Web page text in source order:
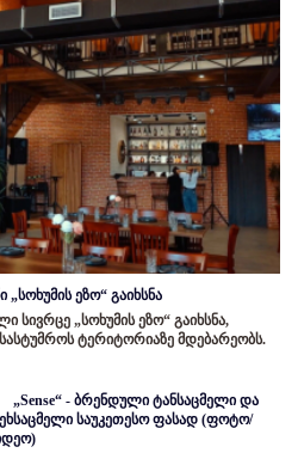
ეზო“ გაიხსნა
„სოხუმის ეზო“ გაიხსნა,
ტერიტორიაზე მდებარეობს.
„Sense“ - ბრენდული ტანსაცმელი და
საუკეთესო ფასად (ფოტო/